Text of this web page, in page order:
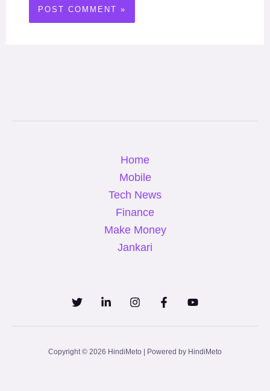
Home
Mobile
Tech News
Finance
Make Money
Jankari
Copyright © 2026 HindiMeto | Powered by HindiMeto